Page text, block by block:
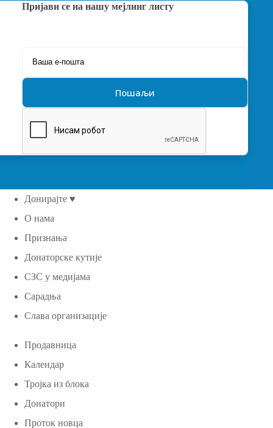
Пријави се на нашу мејлинг листу
Донирајте ♥
О нама
Признања
Донаторске кутије
СЗС у медијама
Сарадња
Слава организације
Продавница
Календар
Тројка из блока
Донатори
Проток новца